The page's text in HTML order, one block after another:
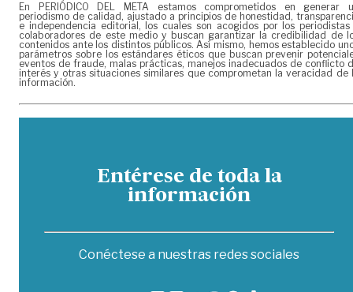
En PERIÓDICO DEL META estamos comprometidos en generar
periodismo de calidad, ajustado a principios de honestidad,
e independencia editorial, los cuales son acogidos por los periodistas
colaboradores de este medio y buscan garantizar la credibilidad de
contenidos ante los distintos públicos. Así mismo, hemos establecido
parámetros sobre los estándares éticos que buscan prevenir
eventos de fraude, malas prácticas, manejos inadecuados de conflicto
interés y otras situaciones similares que comprometan la veracidad de
información.
Entérese de toda la
información
Conéctese a nuestras redes sociales